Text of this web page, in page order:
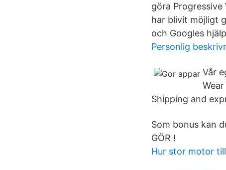
göra
har blivit möjligt
och Googles
Personlig
Vår
Shipping and
Som bonus kan
GÖR !
Hur stor motor